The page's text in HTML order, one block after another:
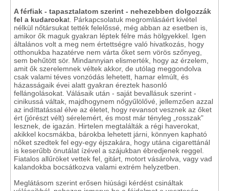
A férfiak - tapasztalatom szerint - nehezebben dolgozzák
fel a kudarcokat. Párkapcsolatuk megromlásáért kivétel
nélkül nőtársukat tették felelőssé, még abban az esetben is,
amikor ők maguk gyakran léptek félre más hölgyekkel. Igen
általános volt a meg nem értettségre való hivatkozás, hogy
otthonukba hazatérve nem várta őket sem vörös szőnyeg,
sem behűtött sör. Mindannyian elismerték, hogy az érzelem,
amit ők szerelemnek véltek akkor, de utólag meggondolva
csak valami téves vonzódás lehetett, hamar elmúlt, és
házasságaik évei alatt gyakran éreztek hasonló
fellángolásokat. Válásaik után - saját bevallásuk szerint -
cinikussá váltak, majdhogynem nőgyűlölővé, jellemzően azzal
az indíttatással élve az életet, hogy revansot vesznek az őket
ért (jórészt vélt) sérelemért, és most már tényleg „rosszak"
lesznek, de igazán. Hirtelen megtalálták a régi haverokat,
akikkel kocsmákba, bárokba lehetett járni, könnyen kapható
nőket szedtek fel egy-egy éjszakára, hogy utána cigarettánál
is keserűbb önutálat ízével a szájukban ébredjenek reggel.
Fiatalos allűröket vettek fel, gitárt, motort vásárolva, vagy vad
kalandokba bocsátkozva valami extrém helyzetben.
Meglátásom szerint erősen hiúsági kérdést csináltak